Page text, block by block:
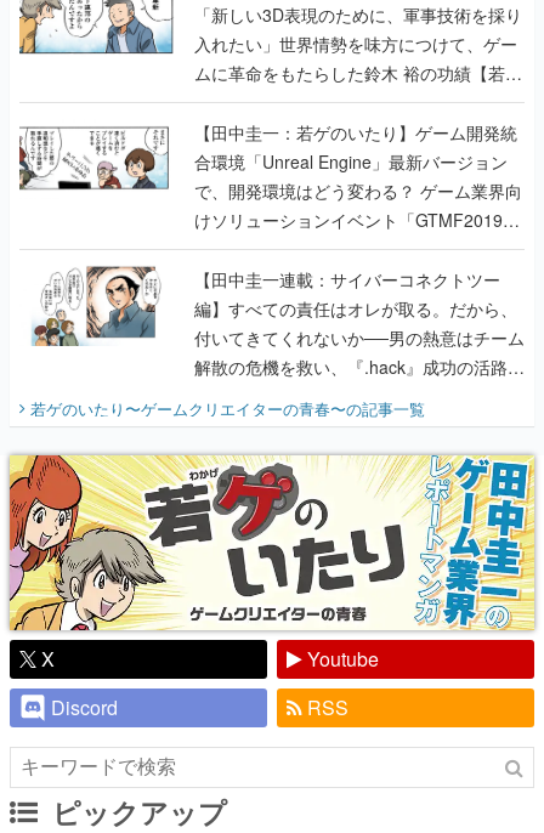
「新しい3D表現のために、軍事技術を採り
入れたい」世界情勢を味方につけて、ゲー
ムに革命をもたらした鈴木 裕の功績【若ゲ
のいたり】
【田中圭一：若ゲのいたり】ゲーム開発統
合環境「Unreal Engine」最新バージョン
で、開発環境はどう変わる？ ゲーム業界向
けソリューションイベント「GTMF2019」
に行って、より理解を深めよう【PR】
【田中圭一連載：サイバーコネクトツー
編】すべての責任はオレが取る。だから、
付いてきてくれないか──男の熱意はチーム
解散の危機を救い、『.hack』成功の活路を
『少年ジャンプ』色だった【若ゲのいた
り】
若ゲのいたり〜ゲームクリエイターの青春〜の記事一覧
X
Youtube
Discord
RSS
ピックアップ